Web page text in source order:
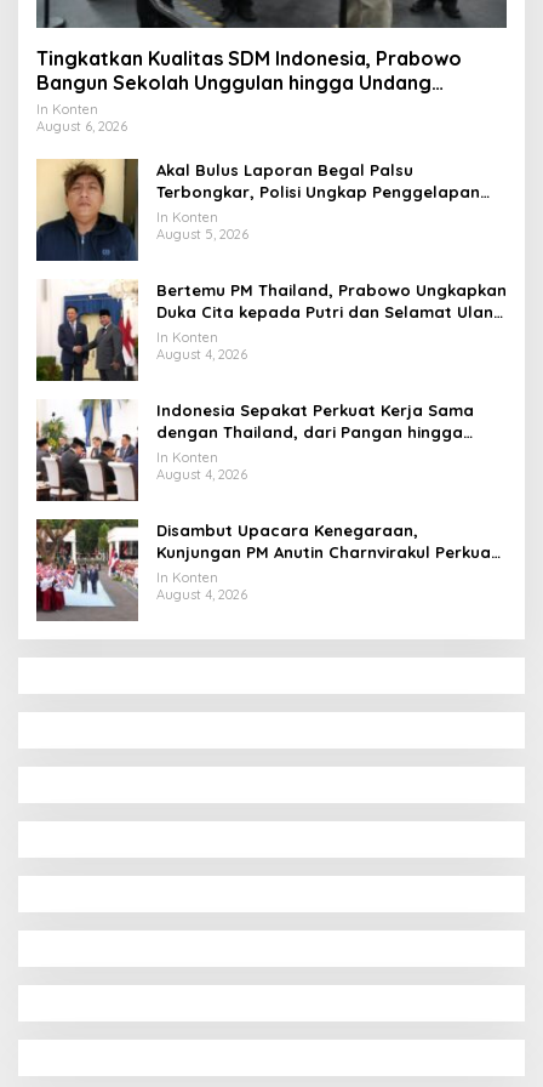
Tingkatkan Kualitas SDM Indonesia, Prabowo
Bangun Sekolah Unggulan hingga Undang
Universitas Terbaik Dunia
In Konten
August 6, 2026
Akal Bulus Laporan Begal Palsu
Terbongkar, Polisi Ungkap Penggelapan
Uang Perusahaan untuk Crypto
In Konten
August 5, 2026
Bertemu PM Thailand, Prabowo Ungkapkan
Duka Cita kepada Putri dan Selamat Ulang
Tahun ke Raja Thailand
In Konten
August 4, 2026
Indonesia Sepakat Perkuat Kerja Sama
dengan Thailand, dari Pangan hingga
Ekonomi Digital
In Konten
August 4, 2026
Disambut Upacara Kenegaraan,
Kunjungan PM Anutin Charnvirakul Perkuat
Hubungan Indonesia-Thailand
In Konten
August 4, 2026